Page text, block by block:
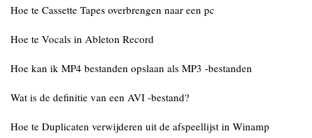
Hoe te Cassette Tapes overbrengen naar een pc
Hoe te Vocals in Ableton Record
Hoe kan ik MP4 bestanden opslaan als MP3 -bestanden
Wat is de definitie van een AVI -bestand?
Hoe te Duplicaten verwijderen uit de afspeellijst in Winamp